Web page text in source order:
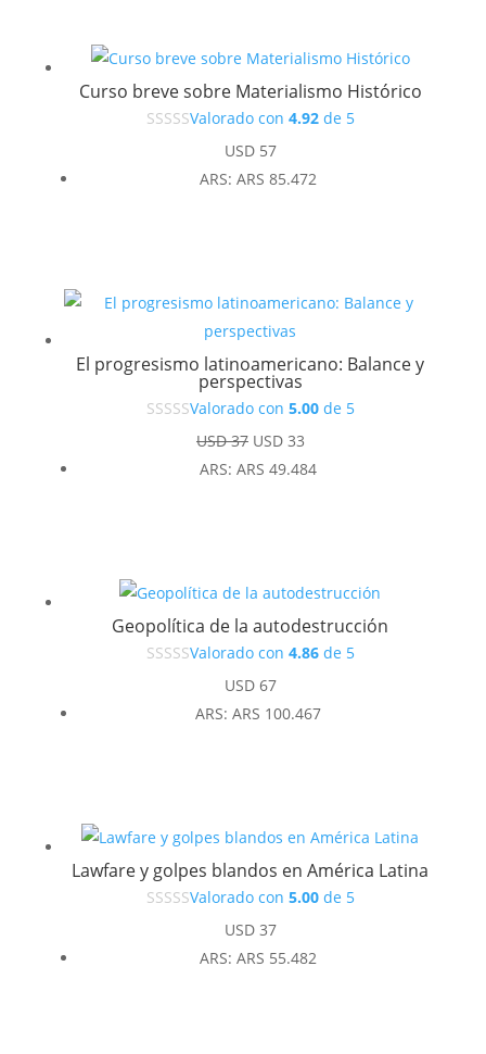
Curso breve sobre Materialismo Histórico
Valorado con 4.92de 5
USD57
ARS: ARS 85.472
El progresismo latinoamericano: Balance y
perspectivas
Valorado con 5.00de 5
USD37 El
precio
USD33El
precio
ARS: ARS 49.484
Geopolítica de la autodestrucción
Valorado con 4.86de 5
USD67
ARS: ARS 100.467
Lawfare y golpes blandos en América Latina
Valorado con 5.00de 5
USD37
ARS: ARS 55.482